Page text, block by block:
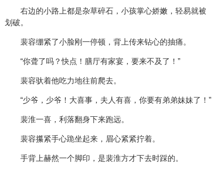
右边的小路上都是杂草碎石，小孩掌心娇嫩，轻易就被
划破。
裴容绷紧了小脸刚一停顿，背上传来钻心的抽痛。
“你聋了吗？快点！膳厅有家宴，要来不及了！”
裴容驮着他吃力地往前爬去。
“少爷，少爷！大喜事，夫人有喜，你要有弟弟妹妹了！”
裴淮一喜，利落翻身下来跑远。
裴容攥紧手心跪坐起来，眉心紧紧拧着。
手背上赫然一个脚印，是裴淮方才下去时踩的。